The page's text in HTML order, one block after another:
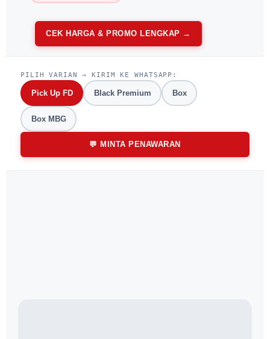
CEK HARGA & PROMO LENGKAP →
PILIH VARIAN → KIRIM KE WHATSAPP:
Pick Up FD Black Premium Box
Box MBG
💬 MINTA PENAWARAN